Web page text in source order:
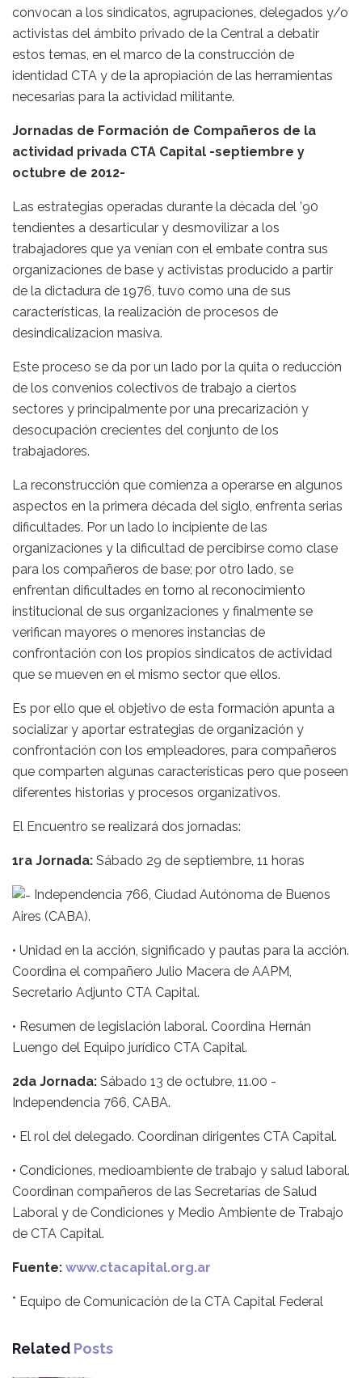
convocan a los sindicatos, agrupaciones, delegados y/o
activistas del ámbito privado de la Central a debatir
estos temas, en el marco de la construcción de
identidad CTA y de la apropiación de las herramientas
necesarias para la actividad militante.
Jornadas de Formación de Compañeros de la
actividad privada CTA Capital -septiembre y
octubre de 2012-
Las estrategias operadas durante la década del ’90
tendientes a desarticular y desmovilizar a los
trabajadores que ya venían con el embate contra sus
organizaciones de base y activistas producido a partir
de la dictadura de 1976, tuvo como una de sus
características, la realización de procesos de
desindicalizacion masiva.
Este proceso se da por un lado por la quita o reducción
de los convenios colectivos de trabajo a ciertos
sectores y principalmente por una precarización y
desocupación crecientes del conjunto de los
trabajadores.
La reconstrucción que comienza a operarse en algunos
aspectos en la primera década del siglo, enfrenta serias
dificultades. Por un lado lo incipiente de las
organizaciones y la dificultad de percibirse como clase
para los compañeros de base; por otro lado, se
enfrentan dificultades en torno al reconocimiento
institucional de sus organizaciones y finalmente se
verifican mayores o menores instancias de
confrontación con los propios sindicatos de actividad
que se mueven en el mismo sector que ellos.
Es por ello que el objetivo de esta formación apunta a
socializar y aportar estrategias de organización y
confrontación con los empleadores, para compañeros
que comparten algunas características pero que poseen
diferentes historias y procesos organizativos.
El Encuentro se realizará dos jornadas:
1ra Jornada: Sábado 29 de septiembre, 11 horas
Independencia 766, Ciudad Autónoma de Buenos
Aires (CABA).
• Unidad en la acción, significado y pautas para la acción.
Coordina el compañero Julio Macera de AAPM,
Secretario Adjunto CTA Capital.
• Resumen de legislación laboral. Coordina Hernán
Luengo del Equipo jurídico CTA Capital.
2da Jornada: Sábado 13 de octubre, 11.00 -
Independencia 766, CABA.
• El rol del delegado. Coordinan dirigentes CTA Capital.
• Condiciones, medioambiente de trabajo y salud laboral.
Coordinan compañeros de las Secretarías de Salud
Laboral y de Condiciones y Medio Ambiente de Trabajo
de CTA Capital.
Fuente: www.ctacapital.org.ar
* Equipo de Comunicación de la CTA Capital Federal
Related Posts